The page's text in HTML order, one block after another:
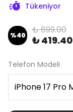
Tükeniyor
%40 ₺ 699.00
₺ 419.40
Telefon Modeli